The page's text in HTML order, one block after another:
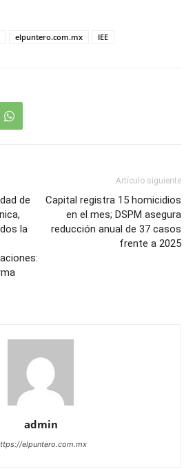
elpuntero.com.mx IEE
de
la
Artículo siguiente
Capital registra 15 homicidios
en el mes; DSPM asegura
reducción anual de 37 casos
frente a 2025
admin
elpuntero.com.mx